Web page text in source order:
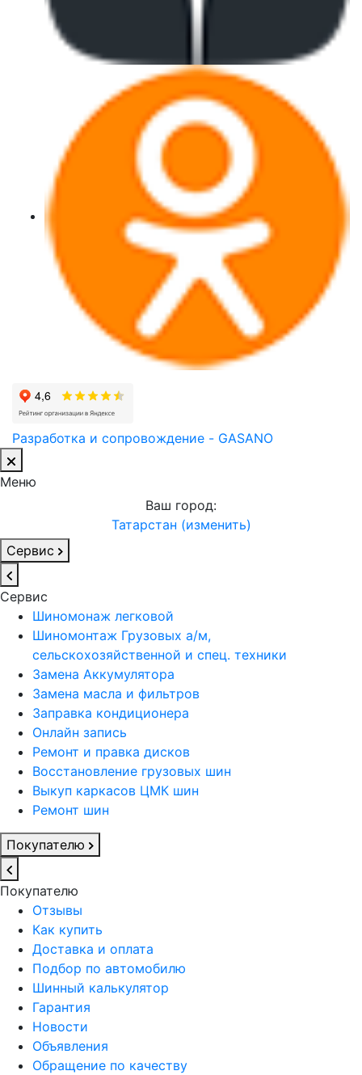
Разработка и сопровождение - GASANO
Меню
Ваш город:
Татарстан (изменить)
Сервис
Сервис
Шиномонаж легковой
Шиномонтаж Грузовых а/м,
сельскохозяйственной и спец. техники
Замена Аккумулятора
Замена масла и фильтров
Заправка кондиционера
Онлайн запись
Ремонт и правка дисков
Восстановление грузовых шин
Выкуп каркасов ЦМК шин
Ремонт шин
Покупателю
Покупателю
Отзывы
Как купить
Доставка и оплата
Подбор по автомобилю
Шинный калькулятор
Гарантия
Новости
Объявления
Обращение по качеству